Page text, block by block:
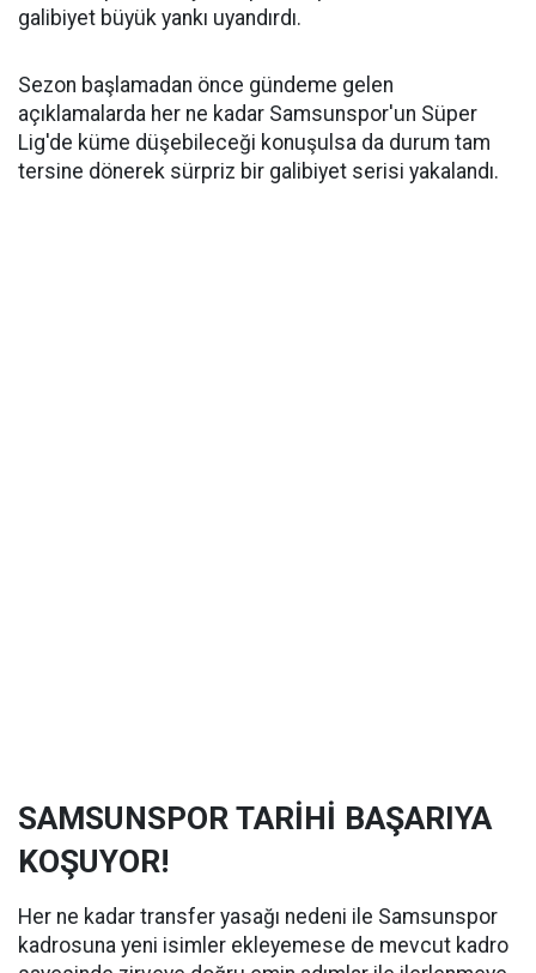
galibiyet büyük yankı uyandırdı.
Sezon başlamadan önce gündeme gelen
açıklamalarda her ne kadar Samsunspor'un Süper
Lig'de küme düşebileceği konuşulsa da durum tam
tersine dönerek sürpriz bir galibiyet serisi yakalandı.
SAMSUNSPOR TARİHİ BAŞARIYA
KOŞUYOR!
Her ne kadar transfer yasağı nedeni ile Samsunspor
kadrosuna yeni isimler ekleyemese de mevcut kadro